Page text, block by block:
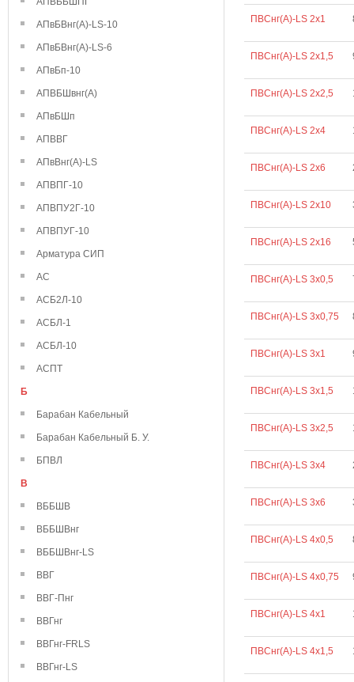
АПвБВнг(А)-LS-10
АПвБВнг(А)-LS-6
АПвБп-10
АПВБШвнг(А)
АПвБШп
АПВВГ
АПвВнг(А)-LS
АПВПГ-10
АПВПУ2Г-10
АПВПУГ-10
Арматура СИП
АС
АСБ2Л-10
АСБЛ-1
АСБЛ-10
АСПТ
Б
Барабан Кабельный
Барабан Кабельный Б. У.
БПВЛ
В
ВББШВ
ВББШВнг
ВББШВнг-LS
ВВГ
ВВГ-Пнг
ВВГнг
ВВГнг-FRLS
ВВГнг-LS
ПВСнг(А)-LS 2х1
ПВСнг(А)-LS 2х1,5
ПВСнг(А)-LS 2х2,5
ПВСнг(А)-LS 2х4
ПВСнг(А)-LS 2х6
ПВСнг(А)-LS 2х10
ПВСнг(А)-LS 2х16
ПВСнг(А)-LS 3х0,5
ПВСнг(А)-LS 3х0,75
ПВСнг(А)-LS 3х1
ПВСнг(А)-LS 3х1,5
ПВСнг(А)-LS 3х2,5
ПВСнг(А)-LS 3х4
ПВСнг(А)-LS 3х6
ПВСнг(А)-LS 4х0,5
ПВСнг(А)-LS 4х0,75
ПВСнг(А)-LS 4х1
ПВСнг(А)-LS 4х1,5